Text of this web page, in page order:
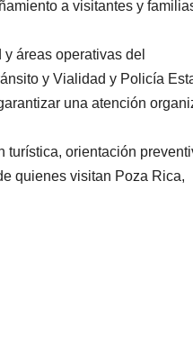
a visitantes y
áreas operativas del
y Vialidad y Policía
una atención
turística, orientación
quienes visitan Poza Rica,